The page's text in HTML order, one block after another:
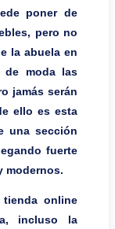
poner de
pero no
la abuela en
de moda las
jamás serán
ello es esta
una sección
fuerte
modernos.
online
incluso la